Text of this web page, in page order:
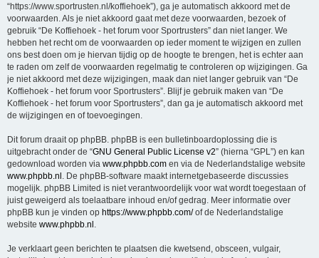
“https://www.sportrusten.nl/koffiehoek”), ga je automatisch akkoord met de
voorwaarden. Als je niet akkoord gaat met deze voorwaarden, bezoek of
gebruik “De Koffiehoek - het forum voor Sportrusters” dan niet langer. We
hebben het recht om de voorwaarden op ieder moment te wijzigen en zullen
ons best doen om je hiervan tijdig op de hoogte te brengen, het is echter aan
te raden om zelf de voorwaarden regelmatig te controleren op wijzigingen. Ga
je niet akkoord met deze wijzigingen, maak dan niet langer gebruik van “De
Koffiehoek - het forum voor Sportrusters”. Blijf je gebruik maken van “De
Koffiehoek - het forum voor Sportrusters”, dan ga je automatisch akkoord met
de wijzigingen en of toevoegingen.
Dit forum draait op phpBB. phpBB is een bulletinboardoplossing die is
uitgebracht onder de “GNU General Public License v2” (hierna “GPL”) en kan
gedownload worden via www.phpbb.com en via de Nederlandstalige website
www.phpbb.nl . De phpBB-software maakt internetgebaseerde discussies
mogelijk. phpBB Limited is niet verantwoordelijk voor wat wordt toegestaan of
juist geweigerd als toelaatbare inhoud en/of gedrag. Meer informatie over
phpBB kun je vinden op https://www.phpbb.com/of de Nederlandstalige
website www.phpbb.nl .
Je verklaart geen berichten te plaatsen die kwetsend, obsceen, vulgair,